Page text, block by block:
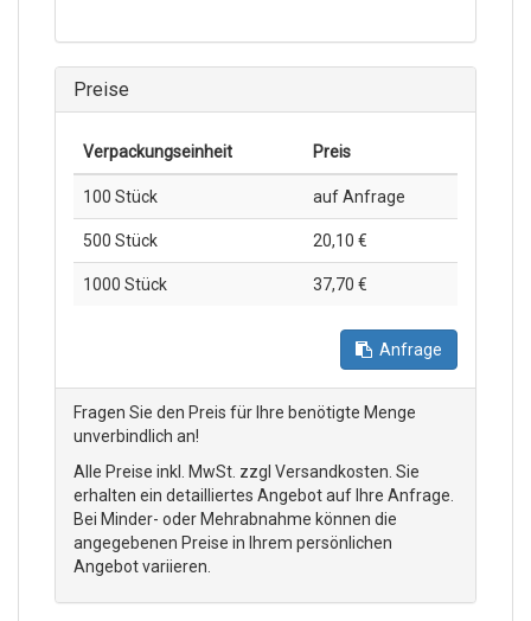
Preise
Verpackungs­einheit Preis
100 Stück auf Anfrage
500 Stück 20,10 €
1000 Stück 37,70 €
Anfrage
Fragen Sie den Preis für Ihre benötigte Menge
unverbindlich an!
Alle Preise inkl. MwSt. zzgl Versandkosten. Sie
erhalten ein detailliertes Angebot auf Ihre Anfrage.
Bei Minder- oder Mehrabnahme können die
angegebenen Preise in Ihrem persönlichen
Angebot variieren.